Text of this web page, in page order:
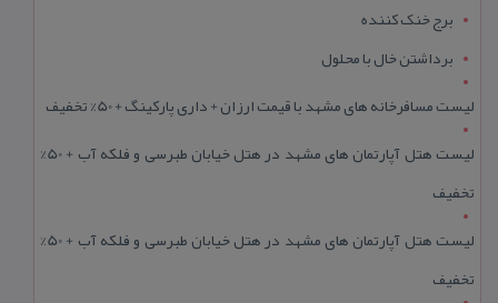
برج خنک کننده
برداشتن خال با محلول
لیست مسافرخانه های مشهد با قیمت ارزان + داری پارکینگ + 50% تخفیف
لیست هتل آپارتمان های مشهد در هتل خیابان طبرسی و فلکه آب + 50%
تخفیف
لیست هتل آپارتمان های مشهد در هتل خیابان طبرسی و فلکه آب + 50%
تخفیف